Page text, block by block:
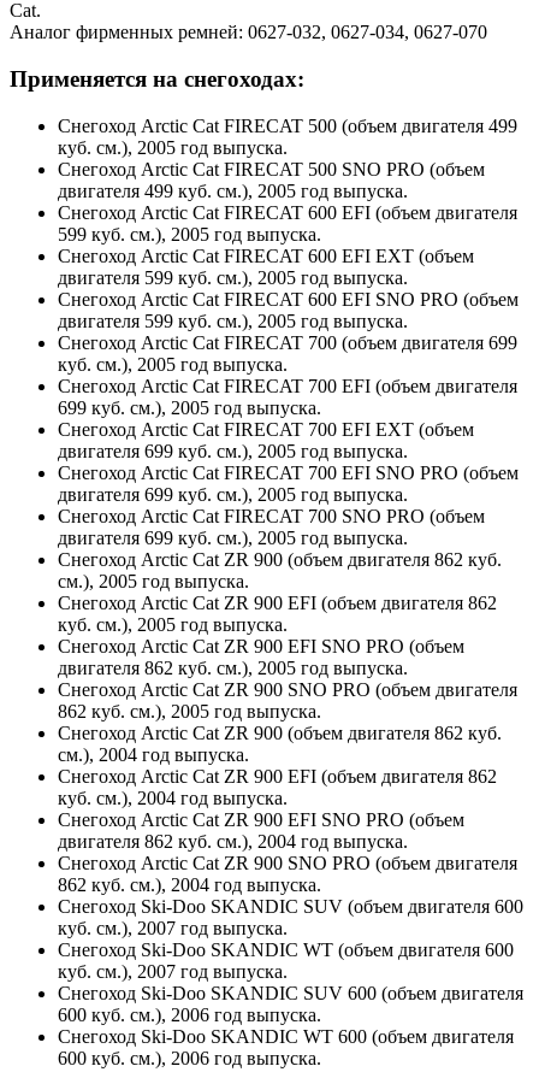
Cat.
Аналог фирменных ремней: 0627-032, 0627-034, 0627-070
Применяется на снегоходах:
Снегоход Arctic Cat FIRECAT 500 (объем двигателя 499
куб. см.), 2005 год выпуска.
Снегоход Arctic Cat FIRECAT 500 SNO PRO (объем
двигателя 499 куб. см.), 2005 год выпуска.
Снегоход Arctic Cat FIRECAT 600 EFI (объем двигателя
599 куб. см.), 2005 год выпуска.
Снегоход Arctic Cat FIRECAT 600 EFI EXT (объем
двигателя 599 куб. см.), 2005 год выпуска.
Снегоход Arctic Cat FIRECAT 600 EFI SNO PRO (объем
двигателя 599 куб. см.), 2005 год выпуска.
Снегоход Arctic Cat FIRECAT 700 (объем двигателя 699
куб. см.), 2005 год выпуска.
Снегоход Arctic Cat FIRECAT 700 EFI (объем двигателя
699 куб. см.), 2005 год выпуска.
Снегоход Arctic Cat FIRECAT 700 EFI EXT (объем
двигателя 699 куб. см.), 2005 год выпуска.
Снегоход Arctic Cat FIRECAT 700 EFI SNO PRO (объем
двигателя 699 куб. см.), 2005 год выпуска.
Снегоход Arctic Cat FIRECAT 700 SNO PRO (объем
двигателя 699 куб. см.), 2005 год выпуска.
Снегоход Arctic Cat ZR 900 (объем двигателя 862 куб.
см.), 2005 год выпуска.
Снегоход Arctic Cat ZR 900 EFI (объем двигателя 862
куб. см.), 2005 год выпуска.
Снегоход Arctic Cat ZR 900 EFI SNO PRO (объем
двигателя 862 куб. см.), 2005 год выпуска.
Снегоход Arctic Cat ZR 900 SNO PRO (объем двигателя
862 куб. см.), 2005 год выпуска.
Снегоход Arctic Cat ZR 900 (объем двигателя 862 куб.
см.), 2004 год выпуска.
Снегоход Arctic Cat ZR 900 EFI (объем двигателя 862
куб. см.), 2004 год выпуска.
Снегоход Arctic Cat ZR 900 EFI SNO PRO (объем
двигателя 862 куб. см.), 2004 год выпуска.
Снегоход Arctic Cat ZR 900 SNO PRO (объем двигателя
862 куб. см.), 2004 год выпуска.
Снегоход Ski-Doo SKANDIC SUV (объем двигателя 600
куб. см.), 2007 год выпуска.
Снегоход Ski-Doo SKANDIC WT (объем двигателя 600
куб. см.), 2007 год выпуска.
Снегоход Ski-Doo SKANDIC SUV 600 (объем двигателя
600 куб. см.), 2006 год выпуска.
Снегоход Ski-Doo SKANDIC WT 600 (объем двигателя
600 куб. см.), 2006 год выпуска.